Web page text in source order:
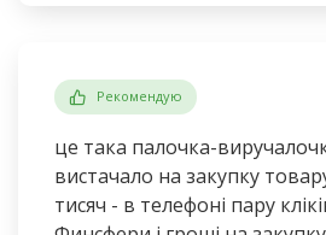
Рекомендую
це така палочка-
вистачало на закупку
тисяч - в телефоні пару